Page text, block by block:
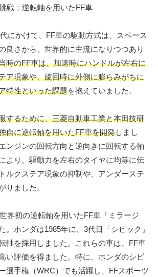
にかけて、FF車の駆動方式は、スペース
良さから、世界的に主流になりつつあり
時のFF車は、加速時にハンドルが左右に
ア現象や、旋回時に外側に膨らみがちに
特性といった課題を抱えていました。
するために、三菱自動車工業と本田技研
自に逆転軸を用いたFF車を開発しまし
ンジンの回転方向と逆向きに回転する軸
より、駆動力を左右のタイヤに均等に伝
ルクステア現象の抑制や、アンダーステ
りました。
界初の逆転軸を用いたFF車「ミラージ
。ホンダは1985年に、3代目「シビック」
軸を採用しました。これらの車は、FF車
い評価を得ました。特に、ホンダのシビ
選手権（WRC）でも活躍し、FFスポーツ